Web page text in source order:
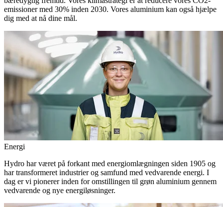
emissioner med 30% inden 2030. Vores aluminium kan også hjælpe
dig med at nå dine mål.
Energi
Hydro har været på forkant med energiomlægningen siden 1905 og
har transformeret industrier og samfund med vedvarende energi. I
dag er vi pionerer inden for omstillingen til grøn aluminium gennem
vedvarende og nye energiløsninger.